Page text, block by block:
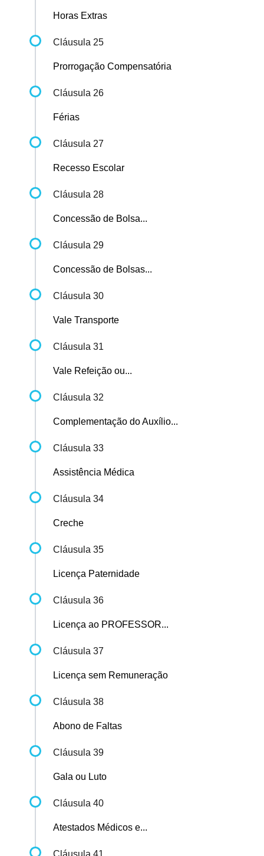
Horas Extras
Cláusula 25
Prorrogação Compensatória
Cláusula 26
Férias
Cláusula 27
Recesso Escolar
Cláusula 28
Concessão de Bolsa...
Cláusula 29
Concessão de Bolsas...
Cláusula 30
Vale Transporte
Cláusula 31
Vale Refeição ou...
Cláusula 32
Complementação do Auxílio...
Cláusula 33
Assistência Médica
Cláusula 34
Creche
Cláusula 35
Licença Paternidade
Cláusula 36
Licença ao PROFESSOR...
Cláusula 37
Licença sem Remuneração
Cláusula 38
Abono de Faltas
Cláusula 39
Gala ou Luto
Cláusula 40
Atestados Médicos e...